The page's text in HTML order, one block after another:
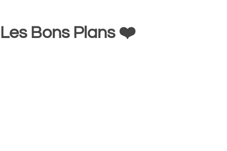
Les Bons Plans ❤️